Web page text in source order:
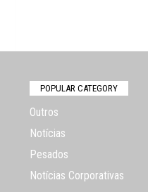
POPULAR CATEGORY
Outros
Notícias
Pesados
Notícias Corporativas